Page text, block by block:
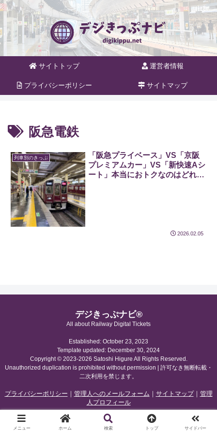
サイトトップ 運営者情報
プライバシーポリシー サイトマップ
阪急電鉄
列車別のきっぷ
「阪急プライベース」VS「京阪
プレミアムカー」VS「新快速Aシ
ート」本当におトクなのはどれ
2026.02.05
デジきっぷナビ®
All about Railway Digital Tickets
Established: October 23, 2023
Template updated: December 30, 2024
Copyright © 2023-2026 Satoshi Higure All Rights Reserved.
Unauthorized duplication is prohibited without permission | 許可なき無断転載・
二次利用を禁じます。
プライバシーポリシー ｜ 管理人へのメールフォーム ｜ サイトマップ｜ 管理
人プロフィール
メニュー ホーム 検索 トップ サイドバー